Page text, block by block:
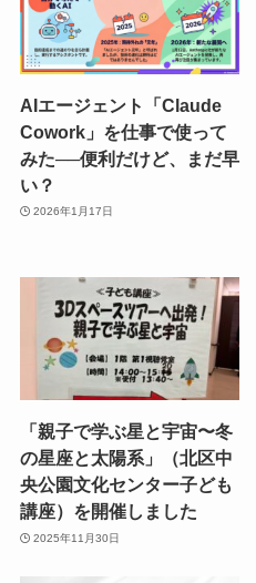
AIエージェント「Claude
Cowork」を仕事で使って
みた──便利だけど、まだ早
い？
2026年1月17日
「親子で学ぶ星と宇宙〜冬
の星座と太陽系」（北区中
央公園文化センター子ども
講座）を開催しました
2025年11月30日